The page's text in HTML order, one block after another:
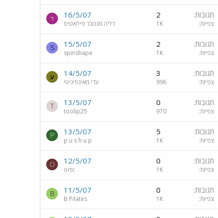
תגובות 2
צפיות 1K
16/5/07
דליה מנטבר פילאטיס
ד
תגובות 2
צפיות 1K
15/5/07
spinshape
S
תגובות 3
צפיות 996
14/5/07
עדי מאינפיניטי
ע
תגובות 0
צפיות 970
13/5/07
toolip25
T
תגובות 5
צפיות 1K
13/5/07
p u s h u p
P
תגובות 0
צפיות 1K
12/5/07
ortc
O
תגובות 0
צפיות 1K
11/5/07
B Pilates
B